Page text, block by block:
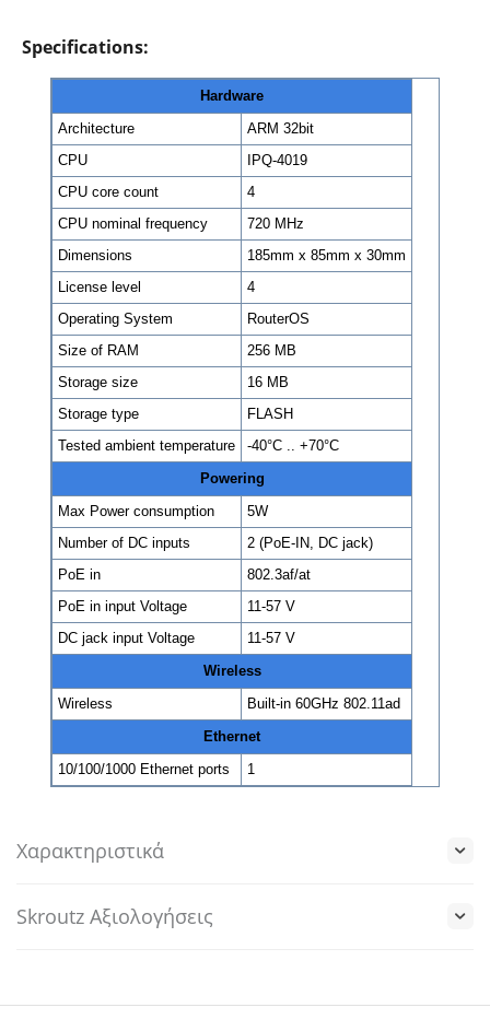
Specifications:
Hardware
Architecture
ARM 32bit
CPU
IPQ-4019
CPU core count
4
CPU nominal frequency
720 MHz
Dimensions
185mm x 85mm x 30mm
License level
4
Operating System
RouterOS
Size of RAM
256 MB
Storage size
16 MB
Storage type
FLASH
Tested ambient temperature
-40°C .. +70°C
Powering
Max Power consumption
5W
Number of DC inputs
2 (PoE-IN, DC jack)
PoE in
802.3af/at
PoE in input Voltage
11-57 V
DC jack input Voltage
11-57 V
Wireless
Wireless
Built-in 60GHz 802.11ad
Ethernet
10/100/1000 Ethernet ports
1
Χαρακτηριστικά
Skroutz Αξιολογήσεις